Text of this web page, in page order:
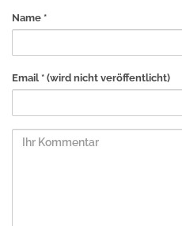
Name *
Email * (wird nicht veröffentlicht)